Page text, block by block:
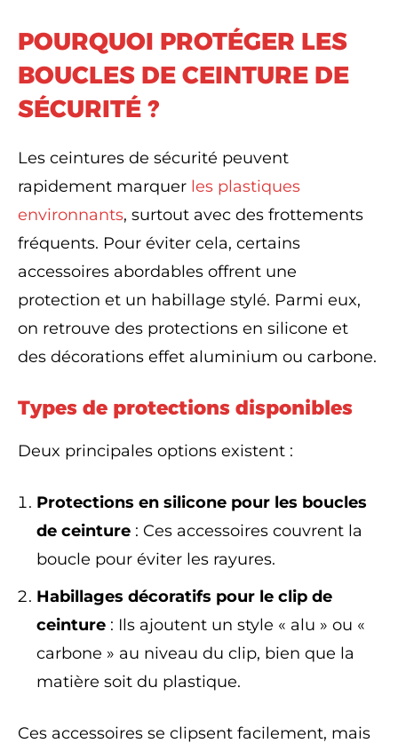
POURQUOI PROTÉGER LES
BOUCLES DE CEINTURE DE
SÉCURITÉ ?
Les ceintures de sécurité peuvent
rapidement marquer les plastiques
environnants, surtout avec des frottements
fréquents. Pour éviter cela, certains
accessoires abordables offrent une
protection et un habillage stylé. Parmi eux,
on retrouve des protections en silicone et
des décorations effet aluminium ou carbone.
Types de protections disponibles
Deux principales options existent :
Protections en silicone pour les boucles
de ceinture : Ces accessoires couvrent la
boucle pour éviter les rayures.
Habillages décoratifs pour le clip de
ceinture : Ils ajoutent un style « alu » ou «
carbone » au niveau du clip, bien que la
matière soit du plastique.
Ces accessoires se clipsent facilement, mais